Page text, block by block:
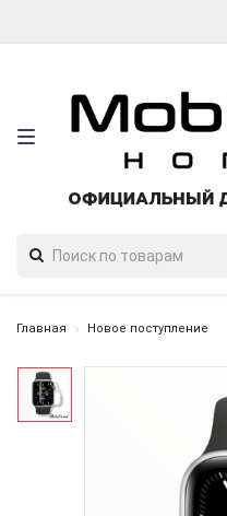
Главная Новое поступление